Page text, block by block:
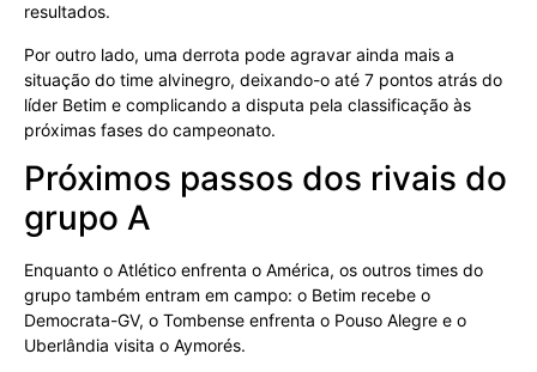
resultados.
Por outro lado, uma derrota pode agravar ainda mais a
situação do time alvinegro, deixando-o até 7 pontos atrás do
líder Betim e complicando a disputa pela classificação às
próximas fases do campeonato.
Próximos passos dos rivais do
grupo A
Enquanto o Atlético enfrenta o América, os outros times do
grupo também entram em campo: o Betim recebe o
Democrata-GV, o Tombense enfrenta o Pouso Alegre e o
Uberlândia visita o Aymorés.